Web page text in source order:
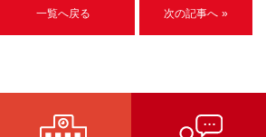
一覧へ戻る 次の記事へ »